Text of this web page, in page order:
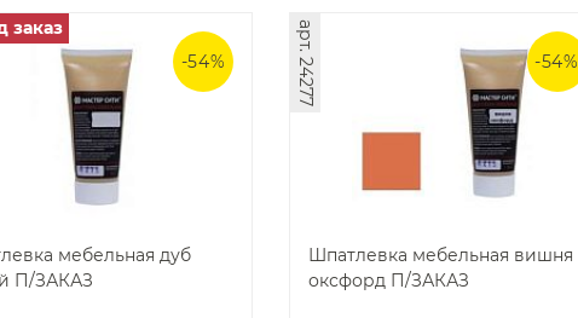
-54%
мебельная дуб
П/ЗАКАЗ
заказ
-54%
Шпатлевка мебельная вишня
оксфорд П/ЗАКАЗ
арт. 24277